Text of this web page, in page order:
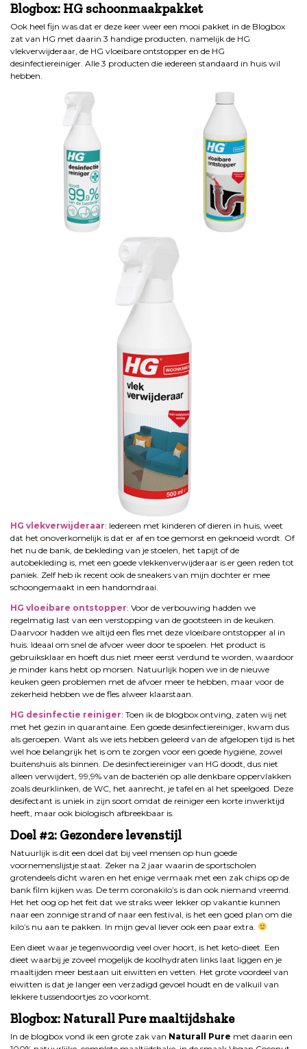
Blogbox: HG schoonmaakpakket
Ook heel fijn was dat er deze keer weer een mooi pakket in de Blogbox
zat van HG met daarin 3 handige producten, namelijk de HG
vlekverwijderaar, de HG vloeibare ontstopper en de HG
desinfectiereiniger. Alle 3 producten die iedereen standaard in huis wil
hebben.
HG vlekverwijderaar: Iedereen met kinderen of dieren in huis, weet
dat het onoverkomelijk is dat er af en toe gemorst en geknoeid wordt. Of
het nu de bank, de bekleding van je stoelen, het tapijt of de
autobekleding is, met een goede vlekkenverwijderaar is er geen reden tot
paniek. Zelf heb ik recent ook de sneakers van mijn dochter er mee
schoongemaakt in een handomdraai.
HG vloeibare ontstopper: Voor de verbouwing hadden we
regelmatig last van een verstopping van de gootsteen in de keuken.
Daarvoor hadden we altijd een fles met deze vloeibare ontstopper al in
huis. Ideaal om snel de afvoer weer door te spoelen. Het product is
gebruiksklaar en hoeft dus niet meer eerst verdund te worden, waardoor
je minder kans hebt op morsen. Natuurlijk hopen we in de nieuwe
keuken geen problemen met de afvoer meer te hebben, maar voor de
zekerheid hebben we de fles alweer klaarstaan.
HG desinfectie reiniger: Toen ik de blogbox ontving, zaten wij net
met het gezin in quarantaine. Een goede desinfectiereiniger, kwam dus
als geroepen. Want als we iets hebben geleerd van de afgelopen tijd is het
wel hoe belangrijk het is om te zorgen voor een goede hygiëne, zowel
buitenshuis als binnen. De desinfectiereiniger van HG doodt, dus niet
alleen verwijdert, 99,9% van de bacteriën op alle denkbare oppervlakken
zoals deurklinken, de WC, het aanrecht, je tafel en al het speelgoed. Deze
desifectant is uniek in zijn soort omdat de reiniger een korte inwerktijd
heeft, maar ook biologisch afbreekbaar is.
Doel #2: Gezondere levenstijl
Natuurlijk is dit een doel dat bij veel mensen op hun goede
voornemenslijstje staat. Zeker na 2 jaar waarin de sportscholen
grotendeels dicht waren en het enige vermaak met een zak chips op de
bank film kijken was. De term coronakilo’s is dan ook niemand vreemd.
Het het oog op het feit dat we straks weer lekker op vakantie kunnen
naar een zonnige strand of naar een festival, is het een goed plan om die
kilo’s nu aan te pakken. In mijn geval liever ook een paar extra.
Een dieet waar je tegenwoordig veel over hoort, is het keto-dieet. Een
dieet waarbij je zoveel mogelijk de koolhydraten links laat liggen en je
maaltijden meer bestaan uit eiwitten en vetten. Het grote voordeel van
eiwitten is dat je langer een verzadigd gevoel houdt en de valkuil van
lekkere tussendoortjes zo voorkomt.
Blogbox: Naturall Pure maaltijdshake
In de blogbox vond ik een grote zak van Naturall Pure met daarin een